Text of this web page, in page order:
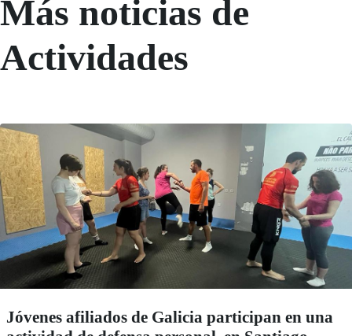
Más noticias de
Actividades
Jóvenes afiliados de Galicia participan en una